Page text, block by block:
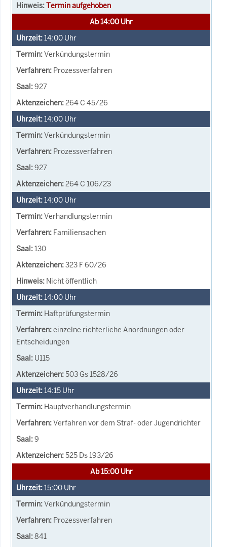
Termin aufgehoben
Ab 14:00 Uhr
14:00 Uhr
Verkündungstermin
Prozessverfahren
927
264 C 45/26
14:00 Uhr
Verkündungstermin
Prozessverfahren
927
264 C 106/23
14:00 Uhr
Verhandlungstermin
Familiensachen
130
323 F 60/26
Nicht öffentlich
14:00 Uhr
Haftprüfungstermin
einzelne richterliche Anordnungen oder
Entscheidungen
U115
503 Gs 1528/26
14:15 Uhr
Hauptverhandlungstermin
Verfahren vor dem Straf- oder Jugendrichter
9
525 Ds 193/26
Ab 15:00 Uhr
15:00 Uhr
Verkündungstermin
Prozessverfahren
841